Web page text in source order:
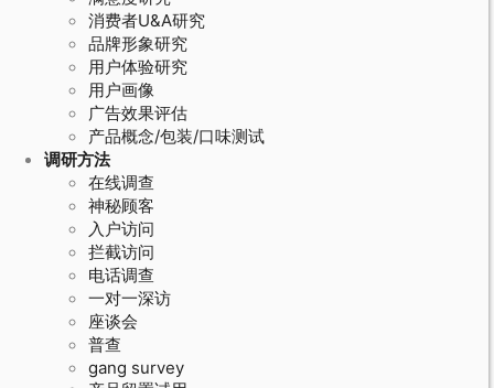
消费者U&A研究
品牌形象研究
用户体验研究
用户画像
广告效果评估
产品概念/包装/口味测试
调研方法
在线调查
神秘顾客
入户访问
拦截访问
电话调查
一对一深访
座谈会
普查
gang survey